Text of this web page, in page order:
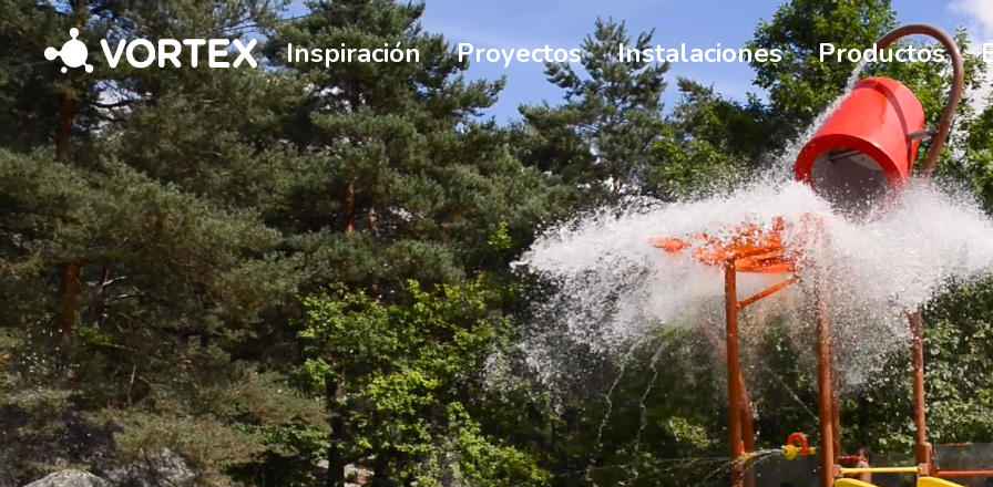
Vortex Inspiración Proyectos Instalaciones Productos